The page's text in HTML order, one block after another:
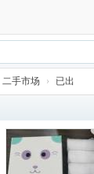
二手市场 › 已出